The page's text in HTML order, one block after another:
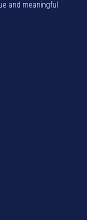
and meaningful